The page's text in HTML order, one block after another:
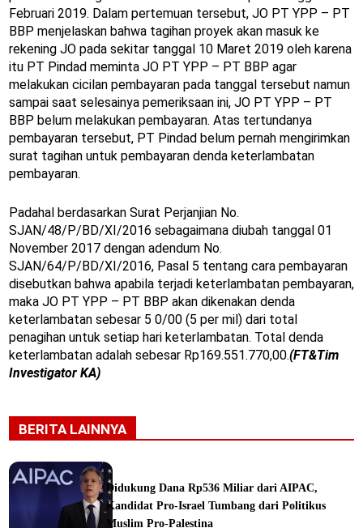
Februari 2019. Dalam pertemuan tersebut, JO PT YPP – PT
BBP menjelaskan bahwa tagihan proyek akan masuk ke
rekening JO pada sekitar tanggal 10 Maret 2019 oleh karena
itu PT Pindad meminta JO PT YPP – PT BBP agar
melakukan cicilan pembayaran pada tanggal tersebut namun
sampai saat selesainya pemeriksaan ini, JO PT YPP – PT
BBP belum melakukan pembayaran. Atas tertundanya
pembayaran tersebut, PT Pindad belum pernah mengirimkan
surat tagihan untuk pembayaran denda keterlambatan
pembayaran.
Padahal berdasarkan Surat Perjanjian No.
SJAN/48/P/BD/XI/2016 sebagaimana diubah tanggal 01
November 2017 dengan adendum No.
SJAN/64/P/BD/XI/2016, Pasal 5 tentang cara pembayaran
disebutkan bahwa apabila terjadi keterlambatan pembayaran,
maka JO PT YPP – PT BBP akan dikenakan denda
keterlambatan sebesar 5 0/00 (5 per mil) dari total
penagihan untuk setiap hari keterlambatan. Total denda
keterlambatan adalah sebesar Rp169.551.770,00.(FT&Tim
Investigator KA)
BERITA LAINNYA
Didukung Dana Rp536 Miliar dari AIPAC,
Kandidat Pro-Israel Tumbang dari Politikus
Muslim Pro-Palestina